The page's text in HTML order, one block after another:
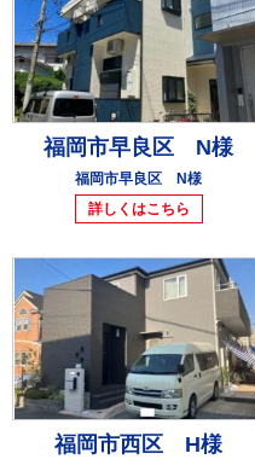
福岡市早良区 N様
福岡市早良区 N様
詳しくはこちら
福岡市西区 H様